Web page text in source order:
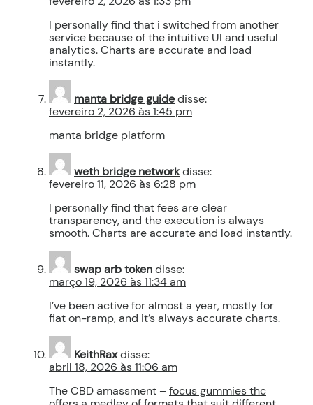
I personally find that i switched from another
service because of the intuitive UI and useful
analytics. Charts are accurate and load
instantly.
manta bridge guidedisse:
fevereiro 2, 2026 às 1:45 pm
manta bridge platform
weth bridge networkdisse:
fevereiro 11, 2026 às 6:28 pm
I personally find that fees are clear
transparency, and the execution is always
smooth. Charts are accurate and load instantly.
swap arb tokendisse:
março 19, 2026 às 11:34 am
I’ve been active for almost a year, mostly for
fiat on-ramp, and it’s always accurate charts.
KeithRaxdisse:
abril 18, 2026 às 11:06 am
The CBD amassment –focus gummies thc